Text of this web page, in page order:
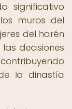
significativo
muros del
del harén
decisiones
la dinastía